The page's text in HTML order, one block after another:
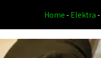
Home-Elektra-